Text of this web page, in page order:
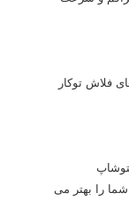
فلاش توکار
را بهتر می